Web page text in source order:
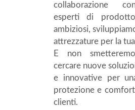
collaborazione
esperti di
ambiziosi,
attrezzature per la
E non
cercare nuove
e innovative per
protezione e
clienti.